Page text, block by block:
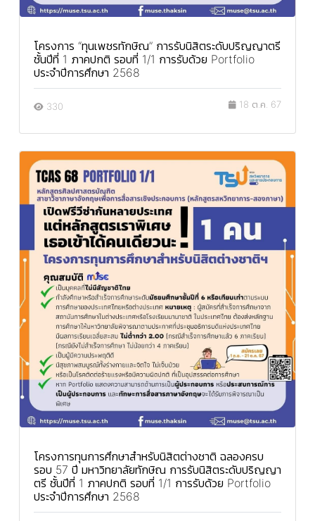
โครงการ “ทุนเพชรทักษิณ” การรับนิสิตระดับปริญญาตรี
ชั้นปีที่ 1 ภาคปกติ รอบที่ 1/1 การรับด้วย Portfolio
ประจำปีการศึกษา 2568
330 18 ต.ค. 67
โครงการทุนการศึกษาสำหรับนิสิตต่างชาติ ฉลองครบ
รอบ 57 ปี มหาวิทยาลัยทักษิณ การรับนิสิตระดับปริญญา
ตรี ชั้นปีที่ 1 ภาคปกติ รอบที่ 1/1 การรับด้วย Portfolio
ประจำปีการศึกษา 2568